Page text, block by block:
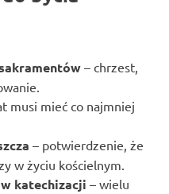
– chrzest,
musi mieć co najmniej
– potwierdzenie, że
w życiu kościelnym.
katechizacji – wielu